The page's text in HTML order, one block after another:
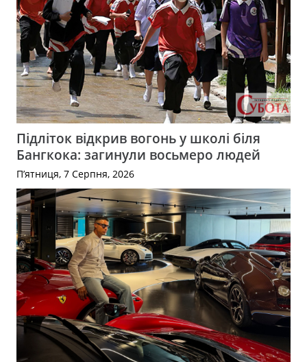
Підліток відкрив вогонь у школі біля
Бангкока: загинули восьмеро людей
П’ятниця, 7 Серпня, 2026